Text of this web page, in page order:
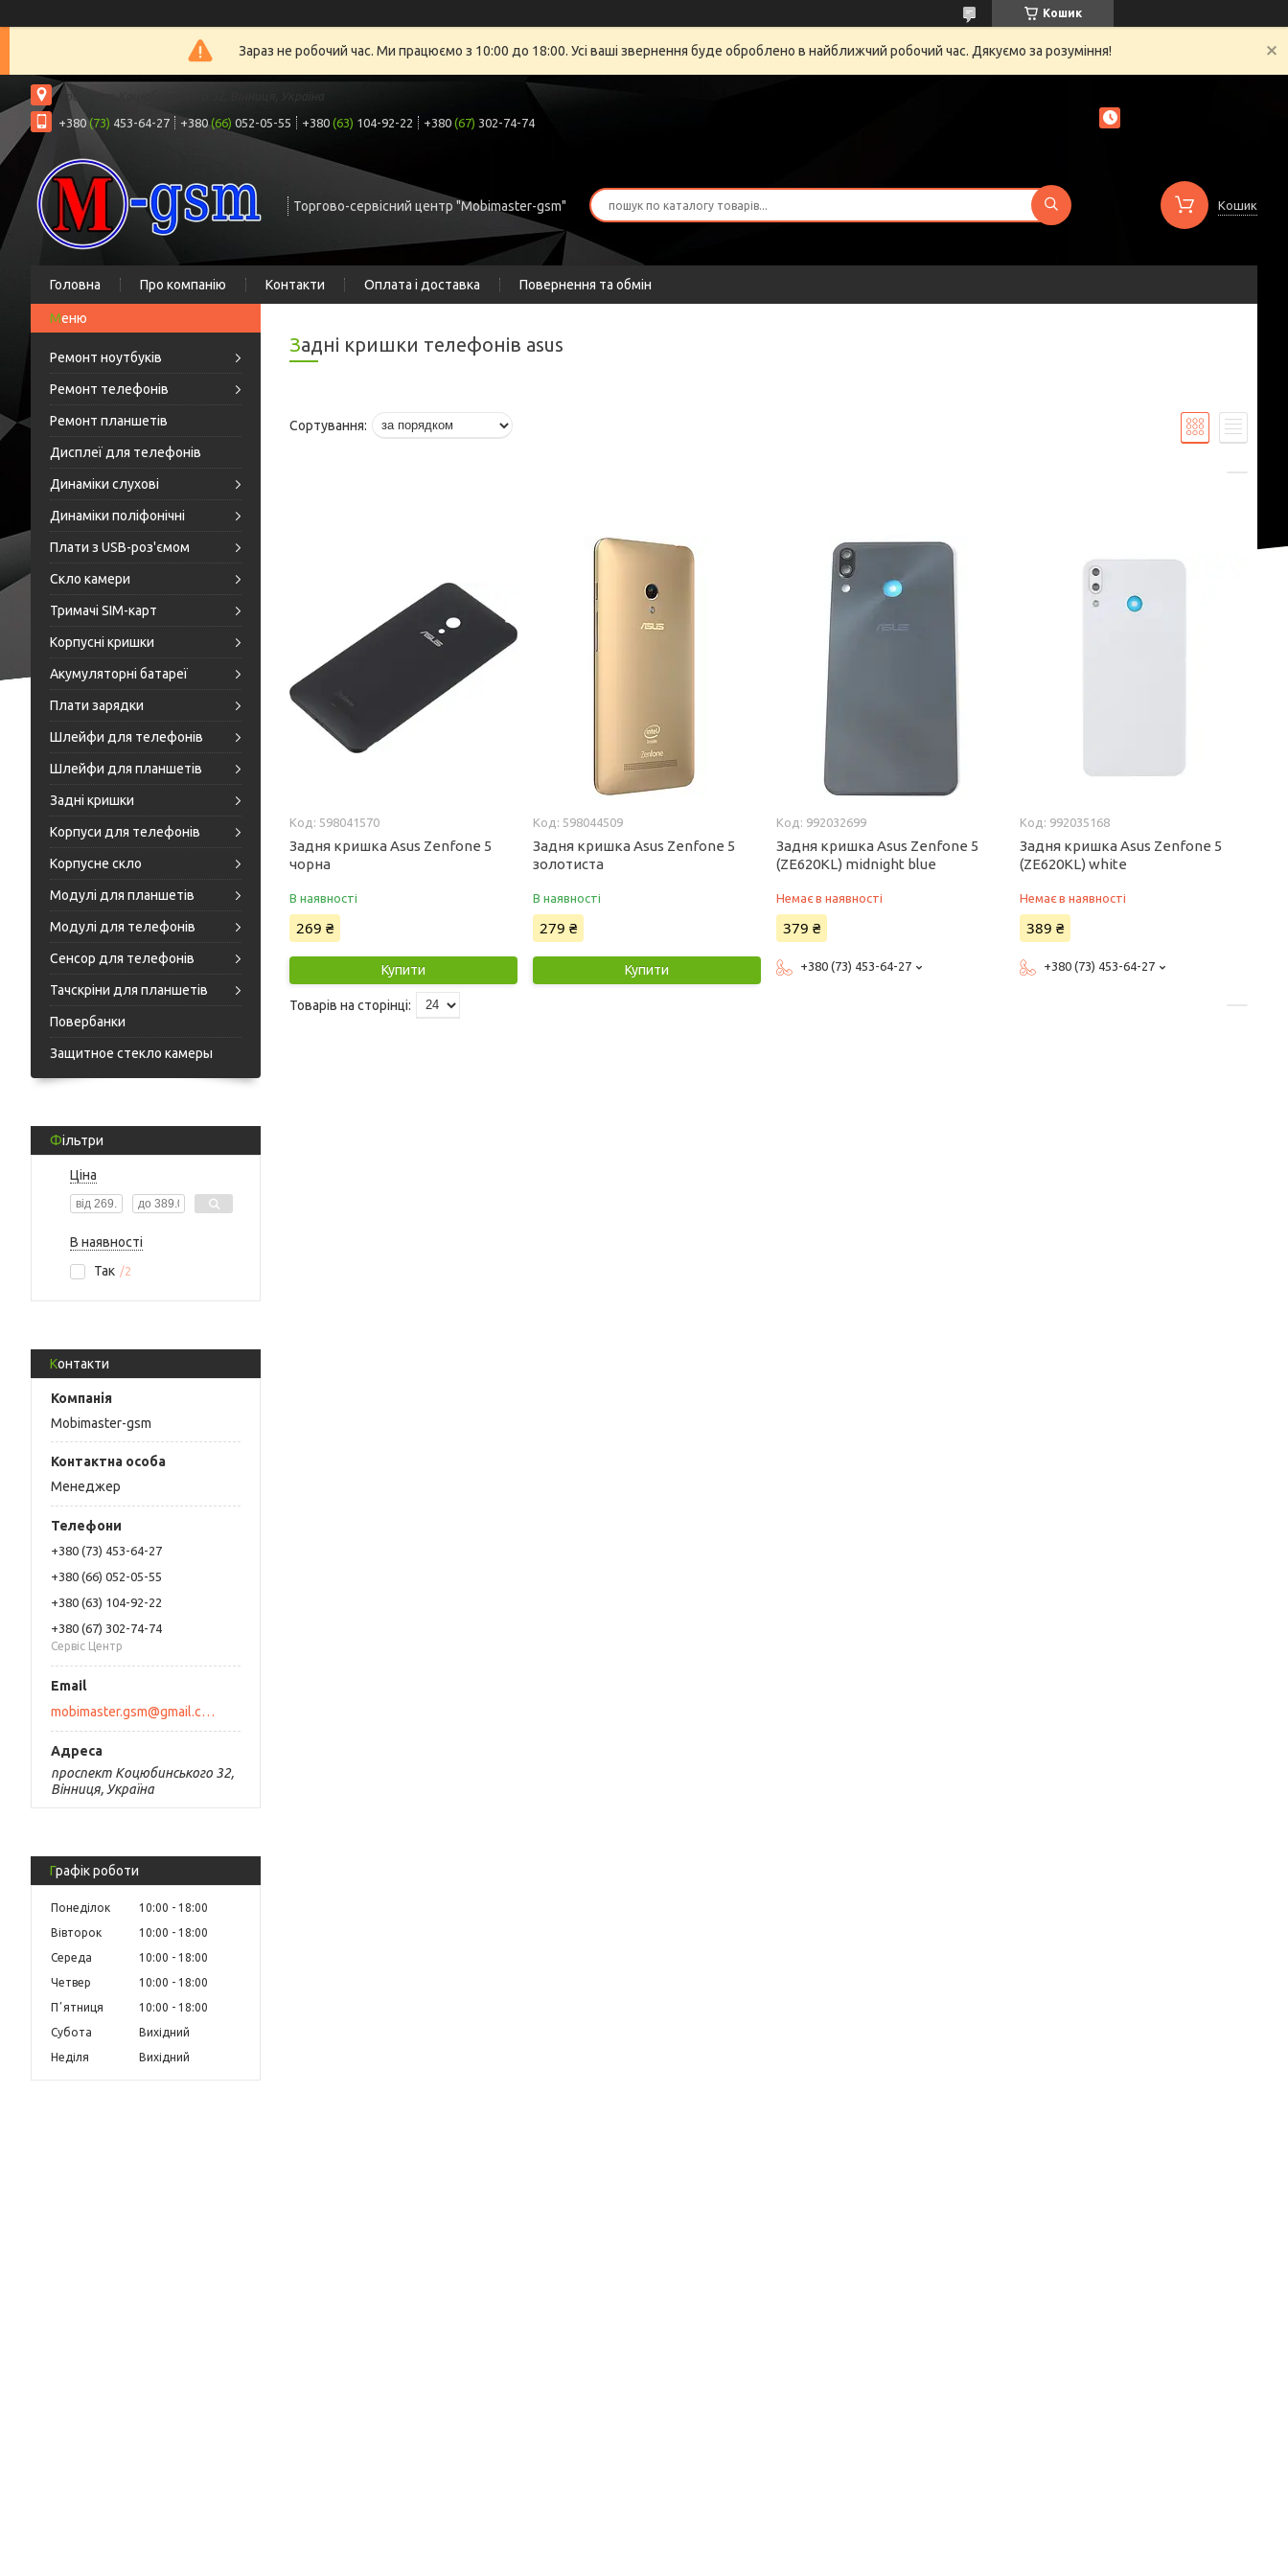
Кошик
Зараз не робочий час. Ми працюємо з 10:00 до 18:00. Усі ваші звернення буде оброблено в найближчий робочий час. Дякуємо за розуміння!
проспект Коцюбинського 32, Вінниця, Україна
+380(73) 453-64-27 +380(66) 052-05-55 +380 (63) 104-92-22 +380 (67) 302-74-74
Торгово-сервісний центр "Mobimaster-gsm" Кошик
Головна Про компанію Контакти Оплата і доставка Повернення та обмін
Ремонт ноутбуків
Ремонт телефонів
Ремонт планшетів
Дисплеї для телефонів
Динаміки слухові
Динаміки поліфонічні
Плати з USB-роз'ємом
Скло камери
Тримачі SIM-карт
Корпусні кришки
Акумуляторні батареї
Плати зарядки
Шлейфи для телефонів
Шлейфи для планшетів
Задні кришки
Корпуси для телефонів
Корпусне скло
Модулі для планшетів
Модулі для телефонів
Сенсор для телефонів
Тачскріни для планшетів
Повербанки
Защитное стекло камеры
Фільтри
Ціна
В наявності
Так
2
Контакти
Mobimaster-gsm
Менеджер
+380 (73) 453-64-27
+380 (66) 052-05-55
+380 (63) 104-92-22
+380 (67) 302-74-74
Сервіс Центр
mobimaster.gsm@gmail.com
проспект Коцюбинського 32,
Вінниця, Україна
Графік роботи
Понеділок 10:00
18:00
Вівторок
10:00
18:00
Середа
10:00
18:00
Четвер
10:00
18:00
Пʼятниця
10:00
18:00
Субота
Вихідний
Неділя
Вихідний
Задні кришки телефонів asus
598041570
Задня кришка Asus Zenfone 5
чорна
В наявності
269 ₴
Купити
598044509
Задня кришка Asus Zenfone 5
золотиста
В наявності
279 ₴
Купити
992032699
Задня кришка Asus Zenfone 5
(ZE620KL) midnight blue
Немає в наявності
379 ₴
+380 (73) 453-64-27
992035168
Задня кришка Asus Zenfone 5
(ZE620KL) white
Немає в наявності
389 ₴
+380 (73) 453-64-27